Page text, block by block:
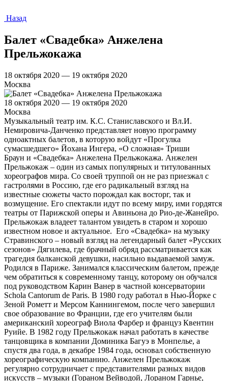
Назад
Балет «Свадебка» Анжелена
Прельжокажа
18 октября 2020 — 19 октября 2020
Москва
18 октября 2020 — 19 октября 2020
Москва
Музыкальный театр им. К.С. Станиславского и Вл.И.
Немировича-Данченко представляет новую программу
одноактных балетов, в которую войдут «Прогулка
сумасшедшего» Йохана Ингера, «О сложная» Триши
Браун и «Свадебка» Анжелена Прельжокажа. Анжелен
Прельжокаж – один из самых популярных и титулованных
хореографов мира. Со своей труппой он не раз приезжал с
гастролями в Россию, где его радикальный взгляд на
известные сюжеты часто порождал как восторг, так и
возмущение. Его спектакли идут по всему миру, ими гордятся
театры от Парижской оперы и Авиньона до Рио-де-Жанейро.
Прельжокаж владеет талантом увидеть в старом и хорошо
известном новое и актуальное. Его «Свадебка» на музыку
Стравинского – новый взгляд на легендарный балет «Русских
сезонов» Дягилева, где брачный обряд рассматривается как
трагедия балканской девушки, насильно выдаваемой замуж.
Родился в Париже. Занимался классическим балетом, прежде
чем обратиться к современному танцу, которому он обучался
под руководством Карин Ванер в частной консерватории
Schola Cantorum de Paris. В 1980 году работал в Нью-Йорке с
Зеной Рометт и Мерсом Каннингемом, после чего завершил
свое образование во Франции, где его учителям были
американский хореограф Виола Фарбер и француз Квентин
Руийе. В 1982 году Прельжокаж начал работать в качестве
танцовщика в компании Доминика Багуэ в Монпелье, а
спустя два года, в декабре 1984 года, основал собственную
хореографическую компанию. Анжелен Прельжокаж
регулярно сотрудничает с представителями разных видов
искусств – музыки (Гораном Вейводой, Лораном Гарнье,